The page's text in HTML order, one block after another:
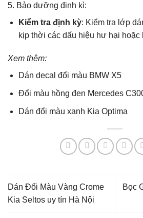
5. Bảo dưỡng định kì:
Kiểm tra định kỳ: Kiểm tra lớp
kịp thời các dấu hiệu hư hại hoặc
Xem thêm:
Dán decal đổi màu BMW X5
Đổi màu hồng đen Mercedes
Dán đổi màu xanh Kia Optima
Dán Đổi Màu Vàng Crome
Kia Seltos uy tín Hà Nội
Bọc